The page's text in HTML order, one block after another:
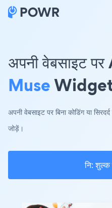
अपनी वेबसाइट
MuseWidget
अपनी वेबसाइट पर बिना कोडिंग या
जोड़ें।
नि: शुल्क